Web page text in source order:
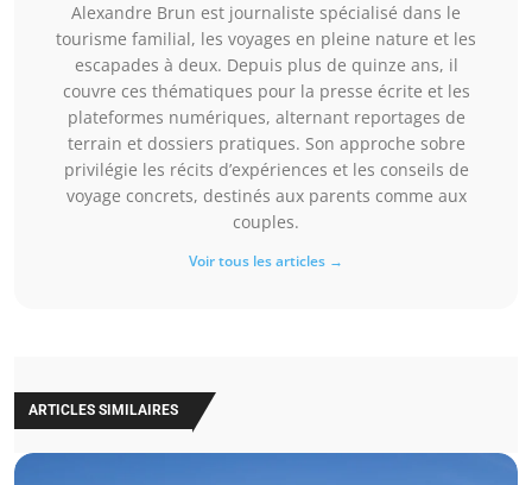
Alexandre Brun est journaliste spécialisé dans le
tourisme familial, les voyages en pleine nature et les
escapades à deux. Depuis plus de quinze ans, il
couvre ces thématiques pour la presse écrite et les
plateformes numériques, alternant reportages de
terrain et dossiers pratiques. Son approche sobre
privilégie les récits d’expériences et les conseils de
voyage concrets, destinés aux parents comme aux
couples.
Voir tous les articles →
ARTICLES SIMILAIRES